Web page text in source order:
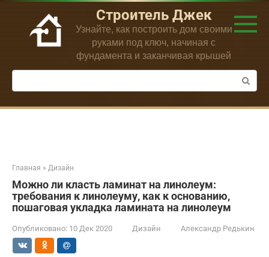
Перейти
контенту
Строитель Джек
Узнайте, как построить дом своими
руками под ключ, начиная с
фундамента и заканчивая крышей
Поиск:
Главная » Дизайн
Можно ли класть ламинат на линолеум:
требования к линолеуму, как к основанию,
пошаговая укладка ламината на линолеум
Опубликовано: 10 Дек 2020 Дизайн Александр Редькин